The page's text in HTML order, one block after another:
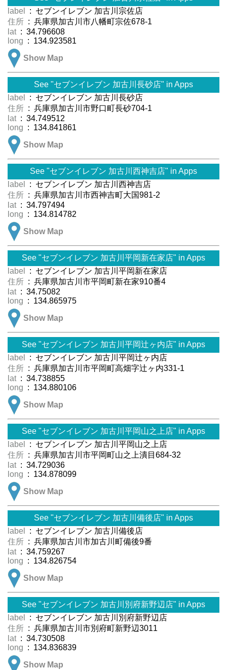
label
: セブンイレブン 加古川宗佐店
住所 : 兵庫県加古川市八幡町宗佐678-1
lat : 34.796608
long : 134.923581
Show Map
See "セブンイレブン 加古川長砂店" in Apps
label
: セブンイレブン 加古川長砂店
住所 : 兵庫県加古川市野口町長砂704-1
lat : 34.749512
long : 134.841861
Show Map
See "セブンイレブン 加古川西神吉店" in Apps
label
: セブンイレブン 加古川西神吉店
住所 : 兵庫県加古川市西神吉町大国981-2
lat : 34.797494
long : 134.814782
Show Map
See "セブンイレブン 加古川平岡新在家店" in Apps
label
: セブンイレブン 加古川平岡新在家店
住所 : 兵庫県加古川市平岡町新在家910番4
lat : 34.75082
long : 134.865975
Show Map
See "セブンイレブン 加古川平岡辻ヶ内店" in Apps
label
: セブンイレブン 加古川平岡辻ヶ内店
住所 : 兵庫県加古川市平岡町高畑字辻ヶ内331-1
lat : 34.738855
long : 134.880106
Show Map
See "セブンイレブン 加古川平岡山之上店" in Apps
label
: セブンイレブン 加古川平岡山之上店
住所 : 兵庫県加古川市平岡町山之上潰目684-32
lat : 34.729036
long : 134.878099
Show Map
See "セブンイレブン 加古川備後店" in Apps
label
: セブンイレブン 加古川備後店
住所 : 兵庫県加古川市加古川町備後9番
lat : 34.759267
long : 134.826754
Show Map
See "セブンイレブン 加古川別府新野辺店" in Apps
label
: セブンイレブン 加古川別府新野辺店
住所 : 兵庫県加古川市別府町新野辺3011
lat : 34.730508
long : 134.836839
Show Map